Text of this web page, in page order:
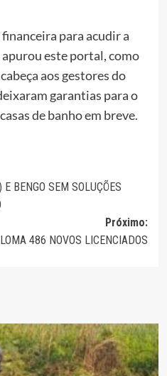
para acudir a
este portal, como
aos gestores do
garantias para o
de banho em breve.
BENGO SEM SOLUÇÕES
Próximo:
486 NOVOS LICENCIADOS